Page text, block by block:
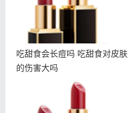
吃甜食会长痘吗 吃甜食对皮肤
的伤害大吗
什么是悬针纹 如何预防悬